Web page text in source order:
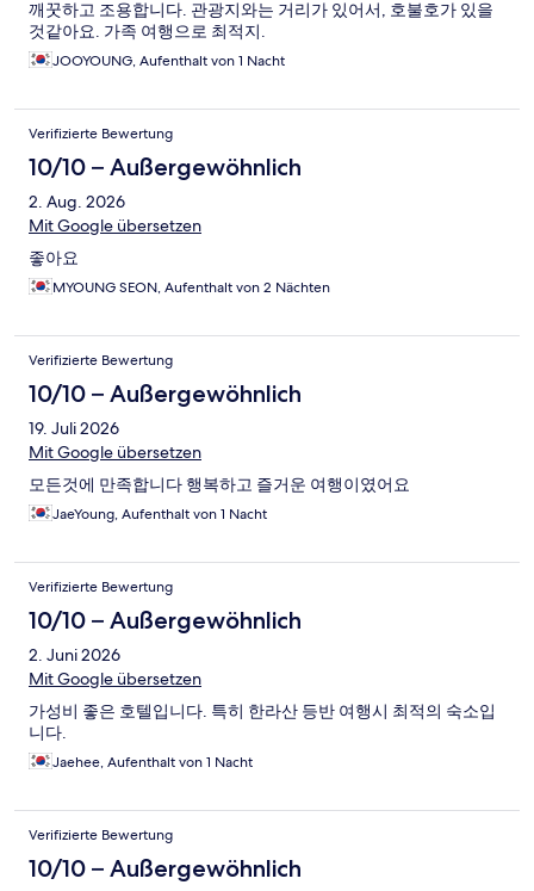
깨꿋하고 조용합니다. 관광지와는 거리가 있어서, 호불호가 있을
것같아요. 가족 여행으로 최적지.
JOOYOUNG, Aufenthalt von 1 Nacht
Verifizierte Bewertung
10/10 – Außergewöhnlich
2. Aug. 2026
Mit Google übersetzen
좋아요
MYOUNG SEON, Aufenthalt von 2 Nächten
Verifizierte Bewertung
10/10 – Außergewöhnlich
19. Juli 2026
Mit Google übersetzen
모든것에 만족합니다 행복하고 즐거운 여행이였어요
JaeYoung, Aufenthalt von 1 Nacht
Verifizierte Bewertung
10/10 – Außergewöhnlich
2. Juni 2026
Mit Google übersetzen
가성비 좋은 호텔입니다. 특히 한라산 등반 여행시 최적의 숙소입
니다.
Jaehee, Aufenthalt von 1 Nacht
Verifizierte Bewertung
10/10 – Außergewöhnlich